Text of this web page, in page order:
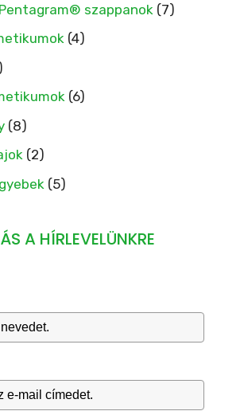
szappanok (7)
(4)
(6)
(8)
(2)
(5)
A HÍRLEVELÜNKRE